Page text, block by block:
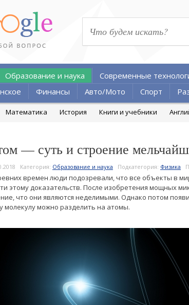
Образование и наука Современные
Финансы Авто/Мото Спорт
Математика История Книги и учебники
— суть и строение
Категория: Образование и наука Подкатегория: Физика
времен люди подозревали, что все объекты в
этому доказательств. После изобретения мощных
что они являются неделимыми. Однако потом
молекулу можно разделить на атомы.